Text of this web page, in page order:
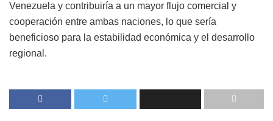
Venezuela y contribuiría a un mayor flujo comercial y
cooperación entre ambas naciones, lo que sería
beneficioso para la estabilidad económica y el desarrollo
regional.